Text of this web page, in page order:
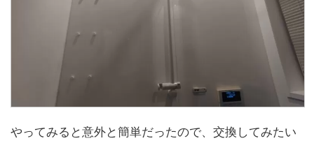
やってみると意外と簡単だったので、交換してみたい